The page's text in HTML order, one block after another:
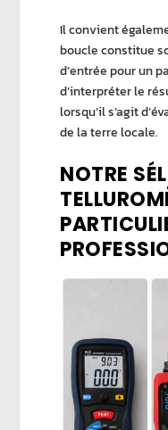
Il convient
boucleconstitue
d’entrée pour un
d’interpréter le
lorsqu’il s’agit
de laterre locale.
NOTRE